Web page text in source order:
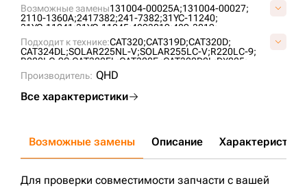
Возможные замены131004-00025A;131004-00027;
2110-1360A;2417382;241-7382;31YC-11240;
31YC-11241;31YC-11245; 4893019; 489-3019;
61KH-73050;
61Q6-05000;61Q6-97050;62E1-13400;
K1000735;K1000737;K1037853A;
Подходит к технике:CAT320;CAT319D;CAT320D;
CAT324DL;SOLAR225NL-V;SOLAR255LC-V;R220LC-9;
R220LC-9S;CAT320EL;CAT320E ;CAT320D2L;DX225;
HX220S;
SOLAR210; DX255;
Производитель: QHD
Все характеристики
Возможные замены Описание Характеристики
Для проверки совместимости запчасти с вашей